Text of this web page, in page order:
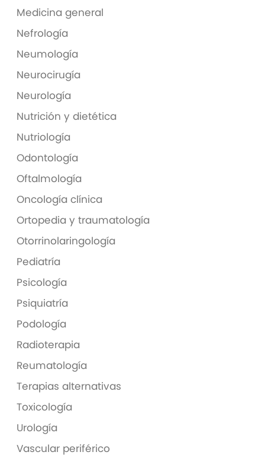
Medicina general
Nefrología
Neumología
Neurocirugía
Neurología
Nutrición y dietética
Nutriología
Odontología
Oftalmología
Oncología clínica
Ortopedia y traumatología
Otorrinolaringología
Pediatría
Psicología
Psiquiatría
Podología
Radioterapia
Reumatología
Terapias alternativas
Toxicología
Urología
Vascular periférico